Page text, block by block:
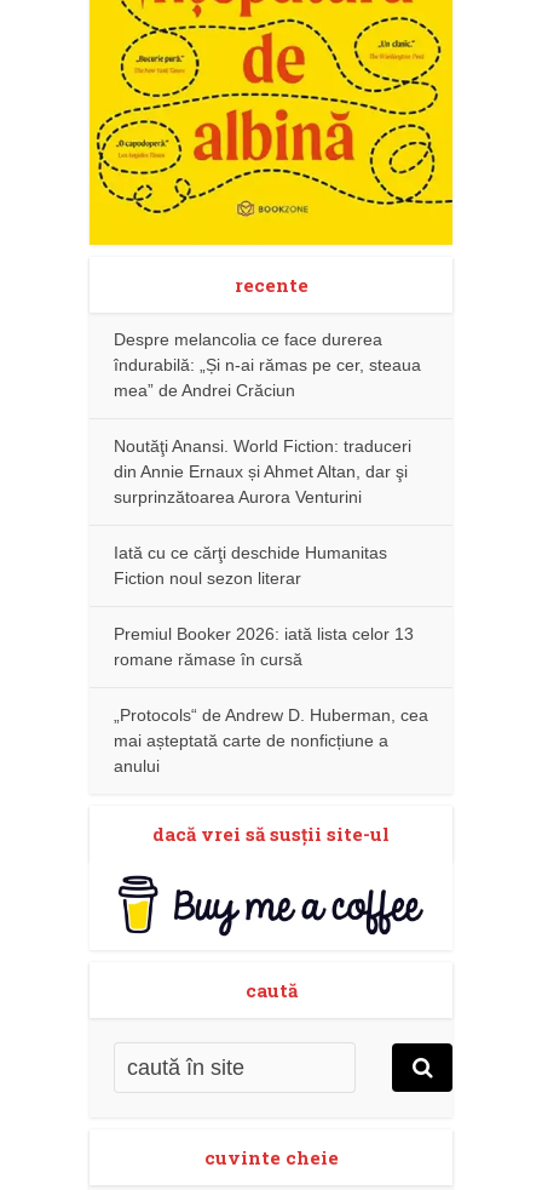
recente
Despre melancolia ce face durerea
îndurabilă: „Și n-ai rămas pe cer, steaua
mea” de Andrei Crăciun
Noutăţi Anansi. World Fiction: traduceri
din Annie Ernaux și Ahmet Altan, dar şi
surprinzătoarea Aurora Venturini
Iată cu ce cărţi deschide Humanitas
Fiction noul sezon literar
Premiul Booker 2026: iată lista celor 13
romane rămase în cursă
„Protocols“ de Andrew D. Huberman, cea
mai așteptată carte de nonficțiune a
anului
dacă vrei să susţii site-ul
caută
cuvinte cheie